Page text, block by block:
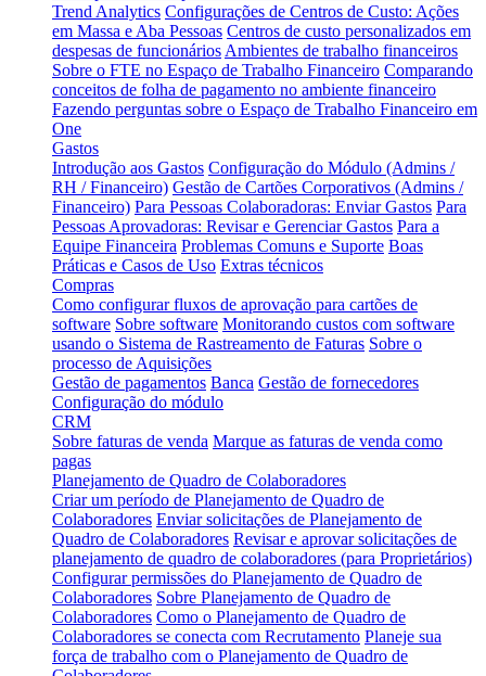
Trend Analytics Configurações de Centros de Custo: Ações
em Massa e Aba Pessoas Centros de custo personalizados em
despesas de funcionários Ambientes de trabalho financeiros
Sobre o FTE no Espaço de Trabalho Financeiro Comparando
conceitos de folha de pagamento no ambiente financeiro
Fazendo perguntas sobre o Espaço de Trabalho Financeiro em
One
Gastos
Introdução aos Gastos Configuração do Módulo (Admins /
RH / Financeiro) Gestão de Cartões Corporativos (Admins /
Financeiro) Para Pessoas Colaboradoras: Enviar Gastos Para
Pessoas Aprovadoras: Revisar e Gerenciar Gastos Para a
Equipe Financeira Problemas Comuns e Suporte Boas
Práticas e Casos de Uso Extras técnicos
Compras
Como configurar fluxos de aprovação para cartões de
software Sobre software Monitorando custos com software
usando o Sistema de Rastreamento de Faturas Sobre o
processo de Aquisições
Gestão de pagamentos Banca Gestão de fornecedores
Configuração do módulo
CRM
Sobre faturas de venda Marque as faturas de venda como
pagas
Planejamento de Quadro de Colaboradores
Criar um período de Planejamento de Quadro de
Colaboradores Enviar solicitações de Planejamento de
Quadro de Colaboradores Revisar e aprovar solicitações de
planejamento de quadro de colaboradores (para Proprietários)
Configurar permissões do Planejamento de Quadro de
Colaboradores Sobre Planejamento de Quadro de
Colaboradores Como o Planejamento de Quadro de
Colaboradores se conecta com Recrutamento Planeje sua
força de trabalho com o Planejamento de Quadro de